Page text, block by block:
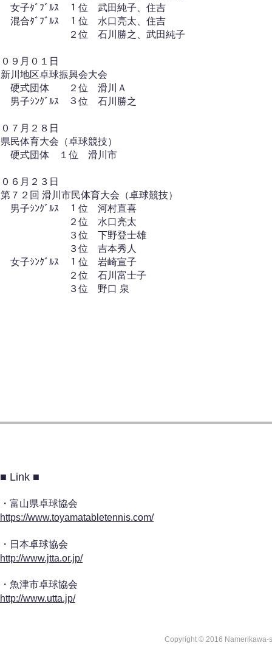
女子ﾀﾞﾌﾞﾙｽ １位 武田純子、住吉
混合ﾀﾞﾌﾞﾙｽ １位 水口亮太、住吉
２位 石川勝之、武田純子
０９月０１日
新川地区卓球振興会大会
硬式団体 ２位 滑川Ａ
男子ｼﾝｸﾞﾙｽ ３位 石川勝之
０７月２８日
県民体育大会（卓球競技）
硬式団体 １位 滑川市
０６月２３日
第７２回 滑川市民体育大会（卓球競技）
男子ｼﾝｸﾞﾙｽ １位 河村直喜
２位 水口亮太
３位 下野登士雄
３位 吉本秀人
女子ｼﾝｸﾞﾙｽ １位 岩崎宣子
２位 石川富士子
​ ３位 野口 泉
■ Link ■
・富山県卓球協会
https://www.toyamatabletennis.com/
・日本卓球協会
http://www.jtta.or.jp/
​・魚津市卓球協会
http://www.utta.jp/
Copyright © 2016 Namerikawa-